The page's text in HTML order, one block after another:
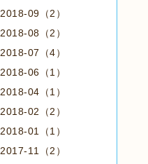
2018-09（2）
2018-08（2）
2018-07（4）
2018-06（1）
2018-04（1）
2018-02（2）
2018-01（1）
2017-11（2）